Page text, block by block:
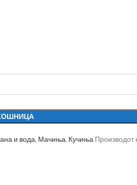
и вода, Мачиња, Кучиња Производот